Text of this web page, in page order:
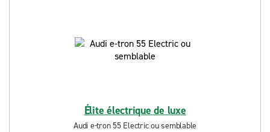
Élite électrique de luxe
Audi e-tron 55 Electric ou semblable